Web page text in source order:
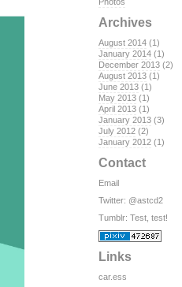
Archives
August 2014 (1)
January 2014 (1)
December 2013 (2)
August 2013 (1)
June 2013 (1)
May 2013 (1)
April 2013 (1)
January 2013 (3)
July 2012 (2)
January 2012 (1)
Contact
Email
Twitter: @astcd2
Tumblr: Test, test!
Links
car.ess